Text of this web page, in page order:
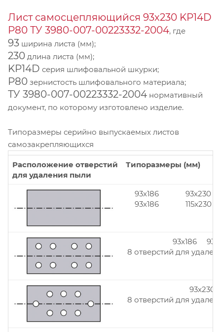
Лист самосцепляющийся 93х230 KP14D
Р80 ТУ 3980-007-00223332-2004, где
93 ширина листа (мм);
230 длина листа (мм);
KP14D серия шлифовальной шкурки;
Р80 зернистость шлифовального материала;
ТУ 3980-007-00223332-2004 нормативный
документ, по которому изготовлено изделие.
Типоразмеры серийно выпускаемых листов
самозакрепляющихся
Расположение отверстий
для удаления пыли
Типоразмеры (мм)
93x186
93x186
93x230
115x230
93x186
8 отверстий для
93x230
8 отверстий для